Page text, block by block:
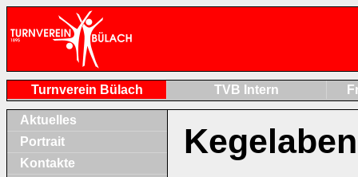
Turnverein Bülach TVB Intern
Aktuelles
Portrait
Kontakte